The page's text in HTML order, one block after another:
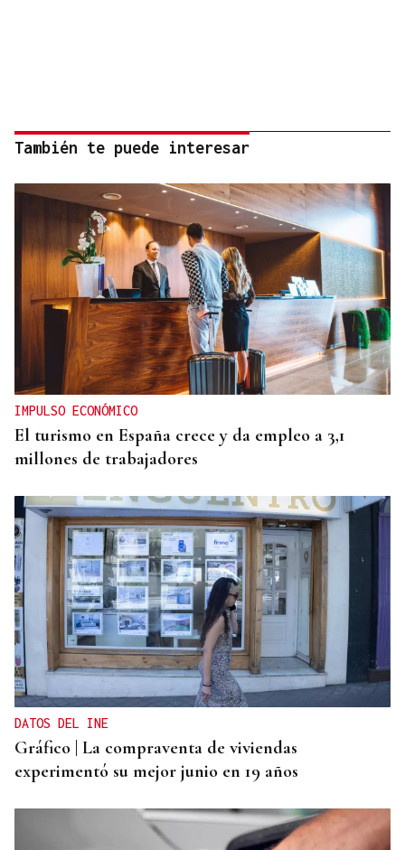
También te puede interesar
IMPULSO ECONÓMICO
El turismo en España crece y da empleo a 3,1
millones de trabajadores
DATOS DEL INE
Gráfico | La compraventa de viviendas
experimentó su mejor junio en 19 años